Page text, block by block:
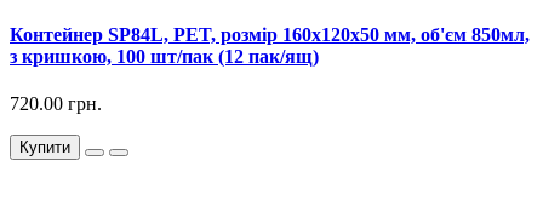
Контейнер SP84L, PET, розмір 160х120х50 мм, об'єм 850мл,
з кришкою, 100 шт/пак (12 пак/ящ)
720.00 грн.
Купити